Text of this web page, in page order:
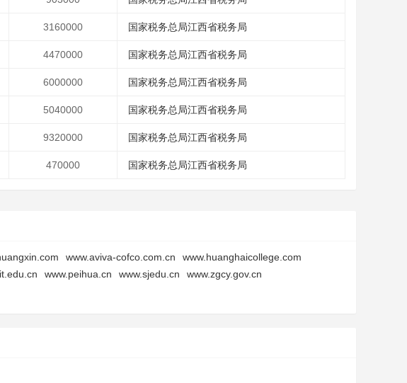
3160000 国家税务总局江西省税务局
4470000 国家税务总局江西省税务局
6000000 国家税务总局江西省税务局
5040000 国家税务总局江西省税务局
9320000 国家税务总局江西省税务局
470000 国家税务总局江西省税务局
www.aviva-cofco.com.cn
www.huanghaicollege.com
www.peihua.cn www.sjedu.cn
www.zgcy.gov.cn